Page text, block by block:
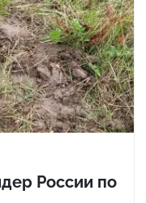
России по